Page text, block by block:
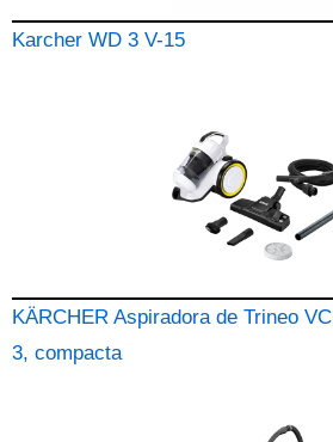
Karcher WD 3 V-15
KÄRCHER Aspiradora de Trineo VC
3, compacta